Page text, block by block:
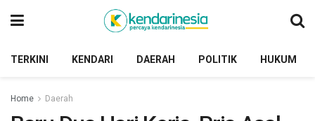
TERKINI KENDARI DAERAH POLITIK HUKUM
Home Daerah